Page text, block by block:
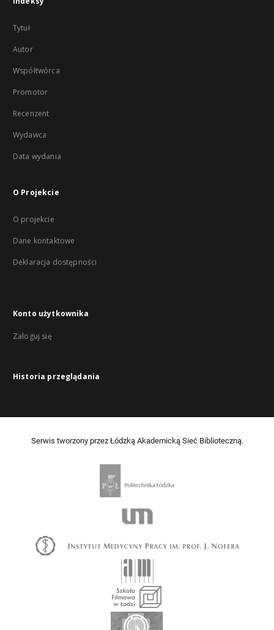
Tytuł
Autor
Współtwórca
Promotor
Recenzent
Wydawca
Data wydania
O Projekcie
O projekcie
Dane kontaktowe
Deklaracja dostępności
Konto użytkownika
Zaloguj się
Historia przeglądania
Serwis tworzony przez Łódzką Akademicką Sieć Biblioteczną.